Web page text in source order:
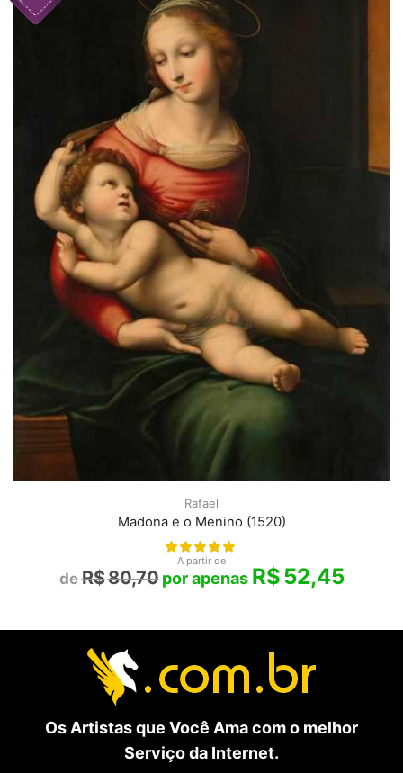
Rafael
Madona e o Menino (1520)
A partir de
R$80,70 R$52,45
Os Artistas que Você Ama com o melhor
Serviço da Internet.